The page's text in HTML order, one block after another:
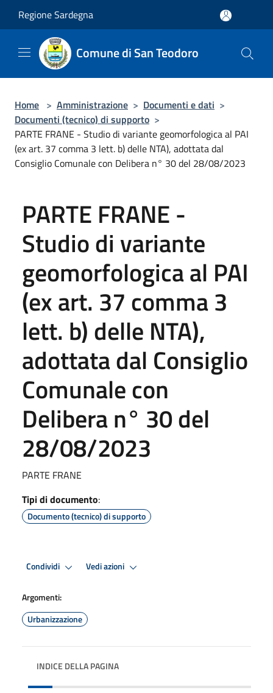
Regione Sardegna
Comune di San Teodoro
Home > Amministrazione > Documenti e dati >
Documenti (tecnico) di supporto >
PARTE FRANE - Studio di variante geomorfologica al PAI
(ex art. 37 comma 3 lett. b) delle NTA), adottata dal
Consiglio Comunale con Delibera n° 30 del 28/08/2023
PARTE FRANE -
Studio di variante
geomorfologica al PAI
(ex art. 37 comma 3
lett. b) delle NTA),
adottata dal Consiglio
Comunale con
Delibera n° 30 del
28/08/2023
PARTE FRANE
Tipi di documento:
Documento (tecnico) di supporto
Condividi Vedi azioni
Argomenti:
Urbanizzazione
INDICE DELLA PAGINA